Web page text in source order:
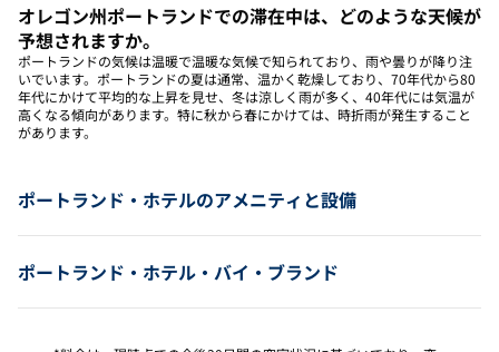
オレゴン州ポートランドでの滞在中は、どのような天候が
予想されますか。
ポートランドの気候は温暖で温暖な気候で知られており、雨や曇りが降り注
いでいます。ポートランドの夏は通常、温かく乾燥しており、70年代から80
年代にかけて平均的な上昇を見せ、冬は涼しく雨が多く、40年代には気温が
高くなる傾向があります。特に秋から春にかけては、時折雨が発生すること
があります。
ポートランド・ホテルのアメニティと設備
ポートランド・ホテル・バイ・ブランド